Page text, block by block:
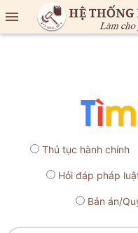

Thủ tục hành chính
Hỏi đáp pháp
Bản án/